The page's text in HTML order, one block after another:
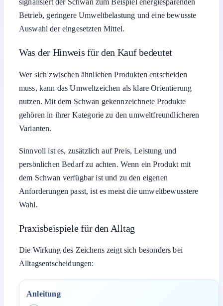
signalisiert der Schwan zum Beispiel energiesparenden
Betrieb, geringere Umweltbelastung und eine bewusste
Auswahl der eingesetzten Mittel.
Was der Hinweis für den Kauf bedeutet
Wer sich zwischen ähnlichen Produkten entscheiden
muss, kann das Umweltzeichen als klare Orientierung
nutzen. Mit dem Schwan gekennzeichnete Produkte
gehören in ihrer Kategorie zu den umweltfreundlicheren
Varianten.
Sinnvoll ist es, zusätzlich auf Preis, Leistung und
persönlichen Bedarf zu achten. Wenn ein Produkt mit
dem Schwan verfügbar ist und zu den eigenen
Anforderungen passt, ist es meist die umweltbewusstere
Wahl.
Praxisbeispiele für den Alltag
Die Wirkung des Zeichens zeigt sich besonders bei
Alltagsentscheidungen:
Anleitung